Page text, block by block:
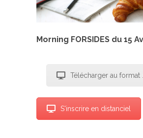
Morning FORSIDES du 15
Télécharger au format
S'inscrire en distanciel